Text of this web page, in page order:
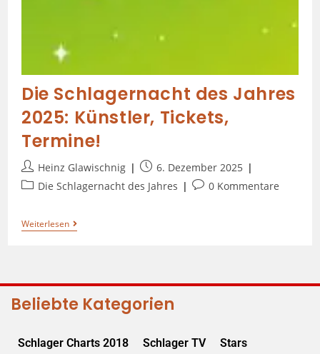
Die Schlagernacht des Jahres
2025: Künstler, Tickets,
Termine!
Heinz Glawischnig
6. Dezember 2025
Die Schlagernacht des Jahres
0 Kommentare
Weiterlesen
Beliebte Kategorien
Schlager Charts 2018 Schlager TV Stars